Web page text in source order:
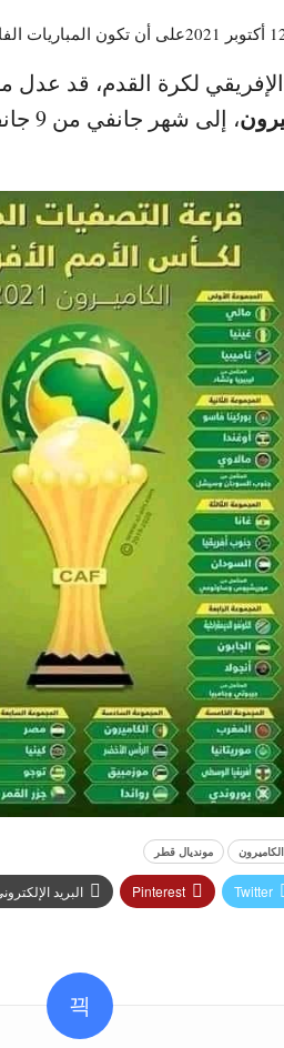
الإفريقي لكرة القدم، قد
مونديال قطر
Twitter
Pinterest البريد